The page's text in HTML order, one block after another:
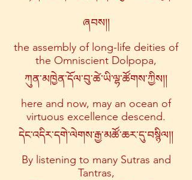
ཞབས།།
the assembly of long-life deities of
the Omniscient Dolpopa,
ཀུན་མཁྱེན་དོལ་བུ་ཚེ་ཡི་ལྷ་ཚོགས་ཀྱིས།།
here and now, may an ocean of
virtuous excellence descend.
དེང་འདིར་དགེ་ལེགས་རྒྱ་མཚོ་ཆར་དུ་བསྙིལ།།
By listening to many Sutras and
Tantras,